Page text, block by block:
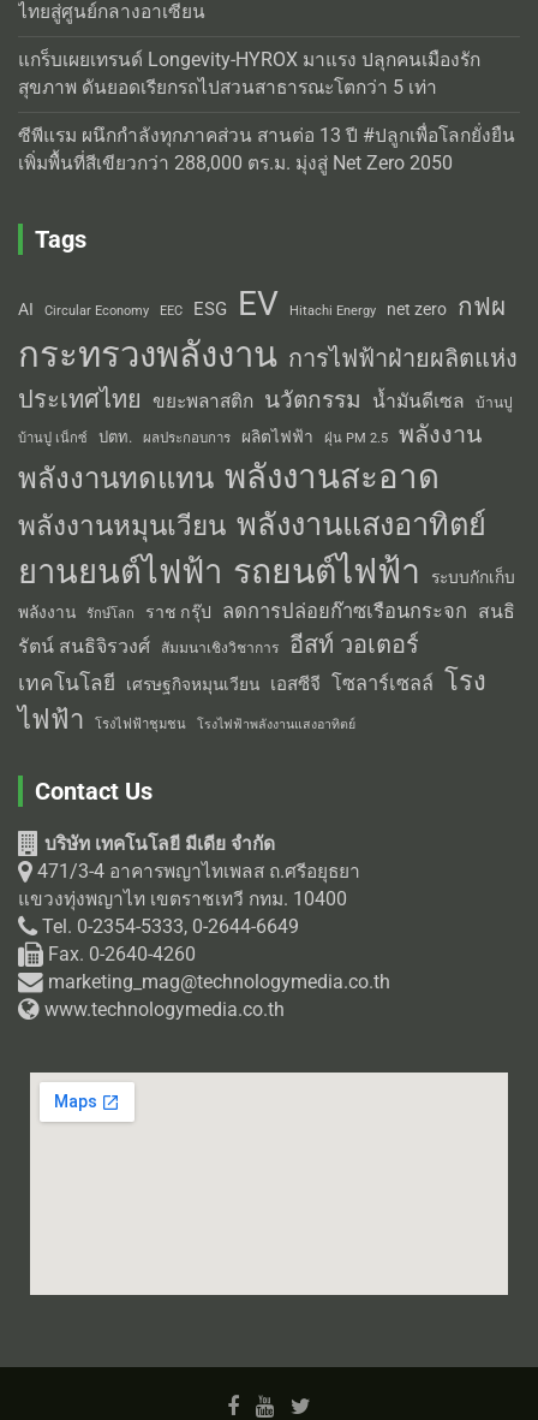
ไทยสู่ศูนย์กลางอาเซียน
แกร็บเผยเทรนด์ Longevity-HYROX มาแรง ปลุกคนเมืองรัก
สุขภาพ ดันยอดเรียกรถไปสวนสาธารณะโตกว่า 5 เท่า
ซีพีแรม ผนึกกำลังทุกภาคส่วน สานต่อ 13 ปี #ปลูกเพื่อโลกยั่งยืน
เพิ่มพื้นที่สีเขียวกว่า 288,000 ตร.ม. มุ่งสู่ Net Zero 2050
Tags
AI Circular Economy EEC ESG EV Hitachi Energy net zero กฟผ
กระทรวงพลังงาน การไฟฟ้าฝ่ายผลิตแห่ง
ประเทศไทย
ขยะพลาสติก นวัตกรรม น้ำมันดีเซล บ้านปู
บ้านปู เน็กซ์ ปตท. ผลประกอบการ ผลิตไฟฟ้า ฝุ่น PM 2.5 พลังงาน
พลังงานทดแทน พลังงานสะอาด
พลังงานหมุนเวียน พลังงานแสงอาทิตย์
ยานยนต์ไฟฟ้า รถยนต์ไฟฟ้า
ระบบกักเก็บ
พลังงาน
รักษ์โลก ราช กรุ๊ป ลดการปล่อยก๊าซเรือนกระจก สนธิ
รัตน์ สนธิจิรวงศ์
สัมมนาเชิงวิชาการ อีสท์ วอเตอร์
เทคโนโลยี เศรษฐกิจหมุนเวียน เอสซีจี โซลาร์เซลล์ โรง
ไฟฟ้า
โรงไฟฟ้าชุมชน โรงไฟฟ้าพลังงานแสงอาทิตย์
Contact Us
บริษัท เทคโนโลยี มีเดีย จำกัด
471/3-4 อาคารพญาไทเพลส ถ.ศรีอยุธยา
แขวงทุ่งพญาไท เขตราชเทวี กทม. 10400
Tel. 0-2354-5333, 0-2644-6649
Fax. 0-2640-4260
marketing_mag@technologymedia.co.th
www.technologymedia.co.th